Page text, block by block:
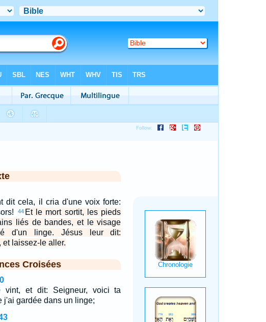
dit cela, il cria d'une voix forte:
44 Et le mort sortit, les pieds
liés de bandes, et le visage
d'un linge. Jésus leur dit:
et laissez-le aller.
Croisées
vint, et dit: Seigneur, voici ta
j'ai gardée dans un linge;